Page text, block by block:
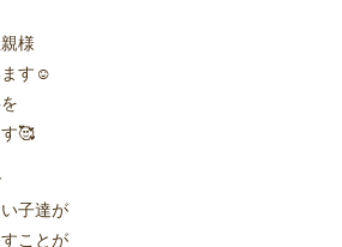
様
ます☺️
🥰
子達が
ことが